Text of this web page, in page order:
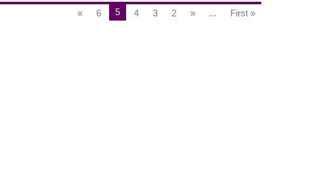
« First
...
«
2
3
4
5
6
»